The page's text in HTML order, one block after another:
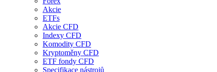
Akcie
ETFs
Akcie CFD
Indexy CFD
Komodity CFD
Kryptoměny CFD
ETF fondy CFD
Specifikace nástrojů